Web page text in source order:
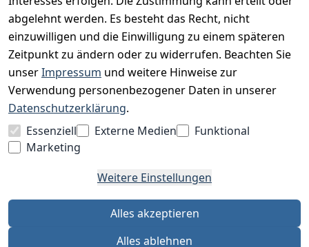
abgelehnt werden. Es besteht das Recht, nicht
einzuwilligen und die Einwilligung zu einem späteren
Zeitpunkt zu ändern oder zu widerrufen. Beachten Sie
unserImpressum und weitere Hinweise zur
Verwendung personenbezogener Daten in unserer
Datenschutzerklärung.
Essenziell
Externe Medien
Funktional
Marketing
Weitere Einstellungen
Alles akzeptieren
Alles ablehnen
Charity & Wohltätigkeit
BESUCHE UNS
BEQUEM BEZAHLEN MIT
WIR VERSENDEN MIT